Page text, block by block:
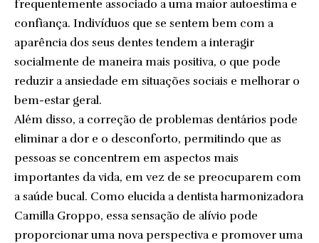
frequentemente associado a uma maior autoestima e
confiança. Indivíduos que se sentem bem com a
aparência dos seus dentes tendem a interagir
socialmente de maneira mais positiva, o que pode
reduzir a ansiedade em situações sociais e melhorar o
bem-estar geral.
Além disso, a correção de problemas dentários pode
eliminar a dor e o desconforto, permitindo que as
pessoas se concentrem em aspectos mais
importantes da vida, em vez de se preocuparem com
a saúde bucal. Como elucida a dentista harmonizadora
Camilla Groppo, essa sensação de alívio pode
proporcionar uma nova perspectiva e promover uma